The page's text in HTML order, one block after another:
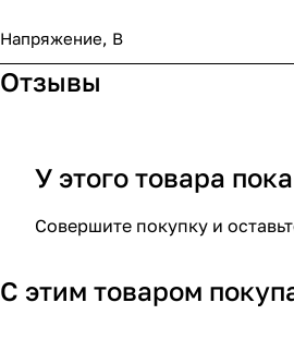
Напряжение, В
Отзывы
У этого товара
Совершите покупку и
С этим товаром